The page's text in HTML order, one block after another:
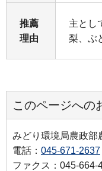
推薦
理由
主とし
梨、ぶ
このページへの
みどり環境局農政部
電話： 045-671-2637
ファクス：045-664-